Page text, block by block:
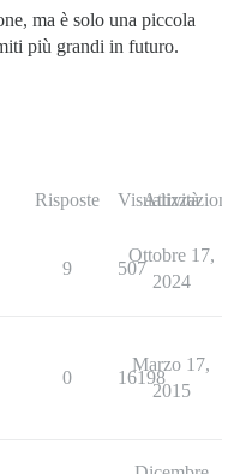
ma è solo una piccola
più grandi in futuro.
Risposte Visualizzazioni
Attività
9 507
Ottobre 17,
2024
0 16198
Marzo 17,
2015